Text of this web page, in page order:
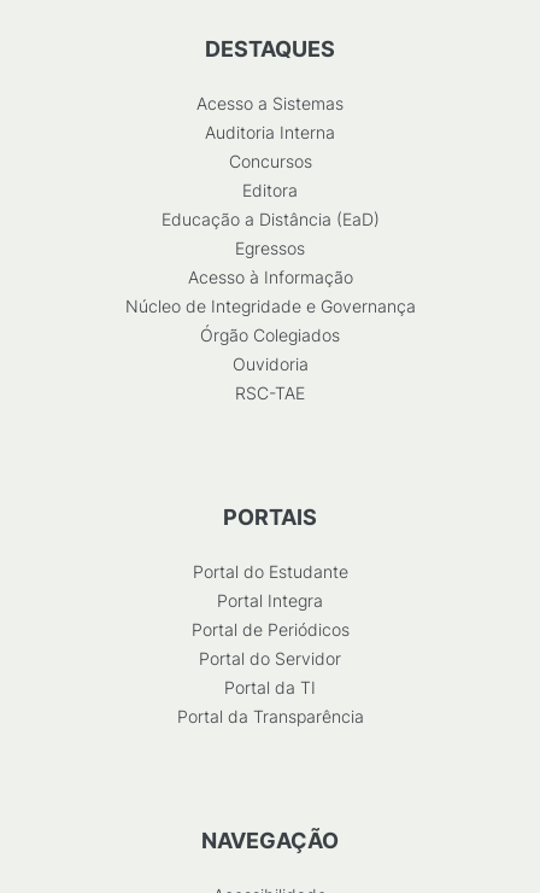
DESTAQUES
Acesso a Sistemas
Auditoria Interna
Concursos
Editora
Educação a Distância (EaD)
Egressos
Acesso à Informação
Núcleo de Integridade e Governança
Órgão Colegiados
Ouvidoria
RSC-TAE
PORTAIS
Portal do Estudante
Portal Integra
Portal de Periódicos
Portal do Servidor
Portal da TI
Portal da Transparência
NAVEGAÇÃO